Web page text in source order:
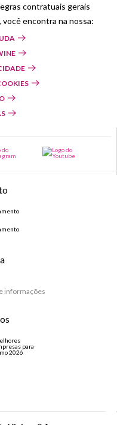
contratuais gerais
você encontra na nossa:
informações